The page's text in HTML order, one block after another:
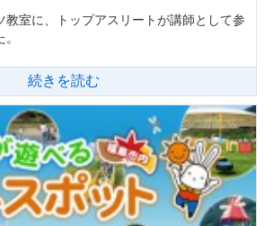
教室に、トップアスリートが講師として参
続きを読む